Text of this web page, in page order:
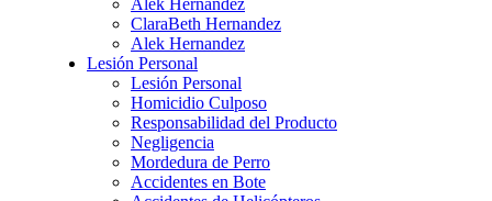
ClaraBeth Hernandez
Alek Hernandez
Lesión Personal
Lesión Personal
Homicidio Culposo
Responsabilidad del Producto
Negligencia
Mordedura de Perro
Accidentes en Bote